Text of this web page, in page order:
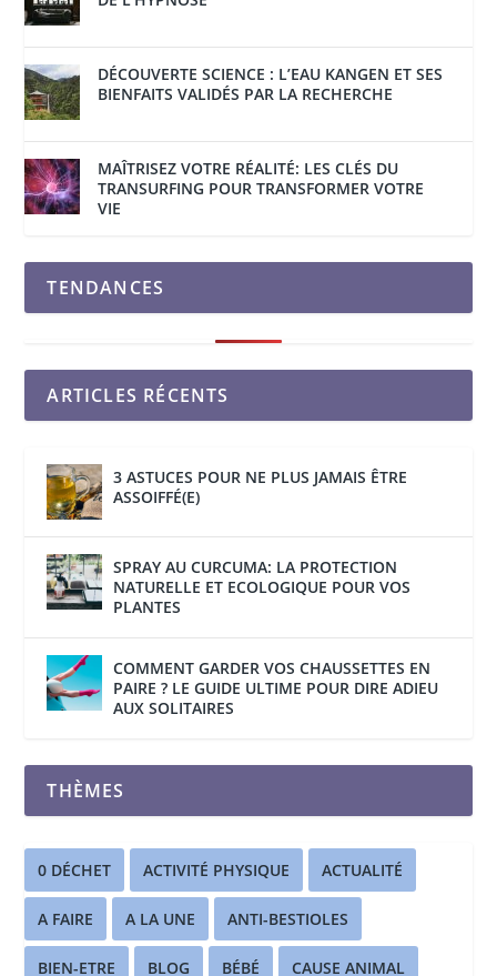
DÉCOUVERTE SCIENCE : L’EAU KANGEN ET SES
BIENFAITS VALIDÉS PAR LA RECHERCHE
MAÎTRISEZ VOTRE RÉALITÉ: LES CLÉS DU
TRANSURFING POUR TRANSFORMER VOTRE
VIE
TENDANCES
ARTICLES RÉCENTS
3 ASTUCES POUR NE PLUS JAMAIS ÊTRE
ASSOIFFÉ(E)
SPRAY AU CURCUMA: LA PROTECTION
NATURELLE ET ECOLOGIQUE POUR VOS
PLANTES
COMMENT GARDER VOS CHAUSSETTES EN
PAIRE ? LE GUIDE ULTIME POUR DIRE ADIEU
AUX SOLITAIRES
THÈMES
0 DÉCHET ACTIVITÉ PHYSIQUE ACTUALITÉ
A FAIRE A LA UNE ANTI-BESTIOLES
BIEN-ETRE BLOG BÉBÉ CAUSE ANIMAL